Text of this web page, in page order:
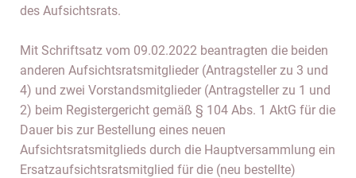
des Aufsichtsrats.
Mit Schriftsatz vom 09.02.2022 beantragten die beiden
anderen Aufsichtsratsmitglieder (Antragsteller zu 3 und
4) und zwei Vorstandsmitglieder (Antragsteller zu 1 und
2) beim Registergericht gemäß § 104 Abs. 1 AktG für die
Dauer bis zur Bestellung eines neuen
Aufsichtsratsmitglieds durch die Hauptversammlung ein
Ersatzaufsichtsratsmitglied für die (neu bestellte)